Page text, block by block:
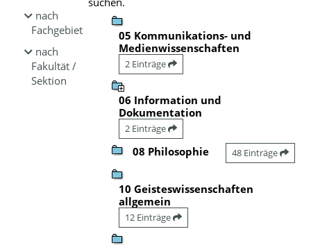
nach
Fachgebiet
nach
Fakultät /
Sektion
05 Kommunikations- und
Medienwissenschaften
2 Einträge
06 Information und
Dokumentation
2 Einträge
08 Philosophie 48 Einträge
10 Geisteswissenschaften
allgemein
12 Einträge